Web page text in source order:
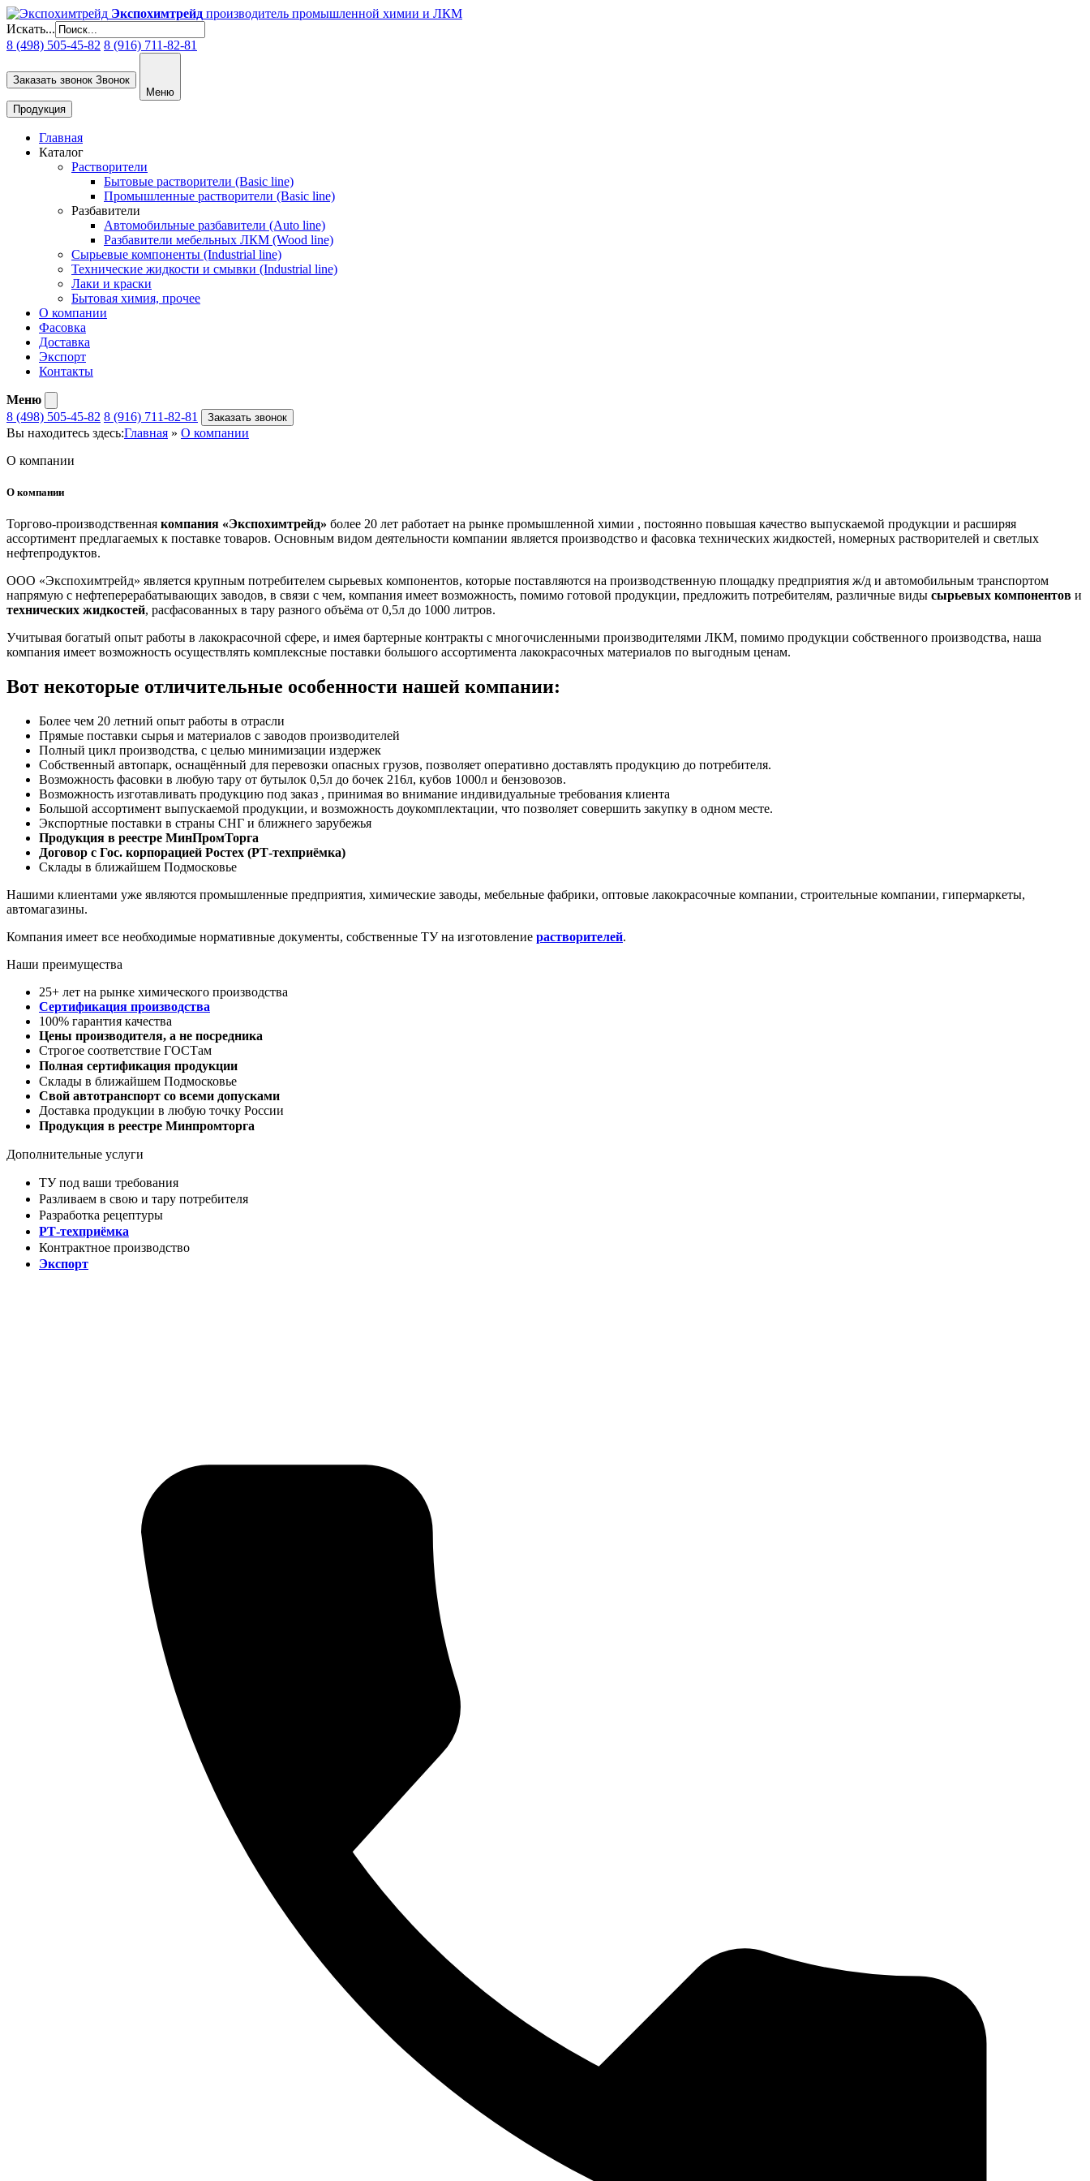
Экспохимтрейд производитель промышленной химии и ЛКМ
Искать...
8 (498) 505-45-82 8 (916) 711-82-81
Заказать звонок Звонок
Меню
Продукция
Главная
Каталог
Растворители
Бытовые растворители (Basic line)
Промышленные растворители (Basic line)
Разбавители
Автомобильные разбавители (Auto line)
Разбавители мебельных ЛКМ (Wood line)
Сырьевые компоненты (Industrial line)
Технические жидкости и смывки (Industrial line)
Лаки и краски
Бытовая химия, прочее
О компании
Фасовка
Доставка
Экспорт
Контакты
Меню
8 (498) 505-45-82 8 (916) 711-82-81 Заказать звонок
Вы находитесь здесь:Главная » О компании
О компании
О компании
Торгово-производственная компания «Экспохимтрейд» более 20 лет работает на рынке промышленной химии , постоянно повышая качество выпускаемой продукции и расширяя
ассортимент предлагаемых к поставке товаров. Основным видом деятельности компании является производство и фасовка технических жидкостей, номерных растворителей и светлых
нефтепродуктов.
ООО «Экспохимтрейд» является крупным потребителем сырьевых компонентов, которые поставляются на производственную площадку предприятия ж/д и автомобильным транспортом
напрямую с нефтеперерабатывающих заводов, в связи с чем, компания имеет возможность, помимо готовой продукции, предложить потребителям, различные виды сырьевых компонентов и
технических жидкостей, расфасованных в тару разного объёма от 0,5л до 1000 литров.
Учитывая богатый опыт работы в лакокрасочной сфере, и имея бартерные контракты с многочисленными производителями ЛКМ, помимо продукции собственного производства, наша
компания имеет возможность осуществлять комплексные поставки большого ассортимента лакокрасочных материалов по выгодным ценам.
Вот некоторые отличительные особенности нашей компании:
Более чем 20 летний опыт работы в отрасли
Прямые поставки сырья и материалов с заводов производителей
Полный цикл производства, с целью минимизации издержек
Собственный автопарк, оснащённый для перевозки опасных грузов, позволяет оперативно доставлять продукцию до потребителя.
Возможность фасовки в любую тару от бутылок 0,5л до бочек 216л, кубов 1000л и бензовозов.
Возможность изготавливать продукцию под заказ , принимая во внимание индивидуальные требования клиента
Большой ассортимент выпускаемой продукции, и возможность доукомплектации, что позволяет совершить закупку в одном месте.
Экспортные поставки в страны СНГ и ближнего зарубежья
Продукция в реестре МинПромТорга
Договор с Гос. корпорацией Ростех (РТ-техприёмка)
Склады в ближайшем Подмосковье
Нашими клиентами уже являются промышленные предприятия, химические заводы, мебельные фабрики, оптовые лакокрасочные компании, строительные компании, гипермаркеты,
автомагазины.
Компания имеет все необходимые нормативные документы, собственные ТУ на изготовление растворителей.
Наши преимущества
25+ лет на рынке химического производства
Сертификация производства
100% гарантия качества
Цены производителя, а не посредника
Строгое соответствие ГОСТам
Полная сертификация продукции
Склады в ближайшем Подмосковье
Свой автотранспорт со всеми допусками
Доставка продукции в любую точку России
Продукция в реестре Минпромторга
Дополнительные услуги
ТУ под ваши требования
Разливаем в свою и тару потребителя
Разработка рецептуры
РТ-техприёмка
Контрактное производство
Экспорт